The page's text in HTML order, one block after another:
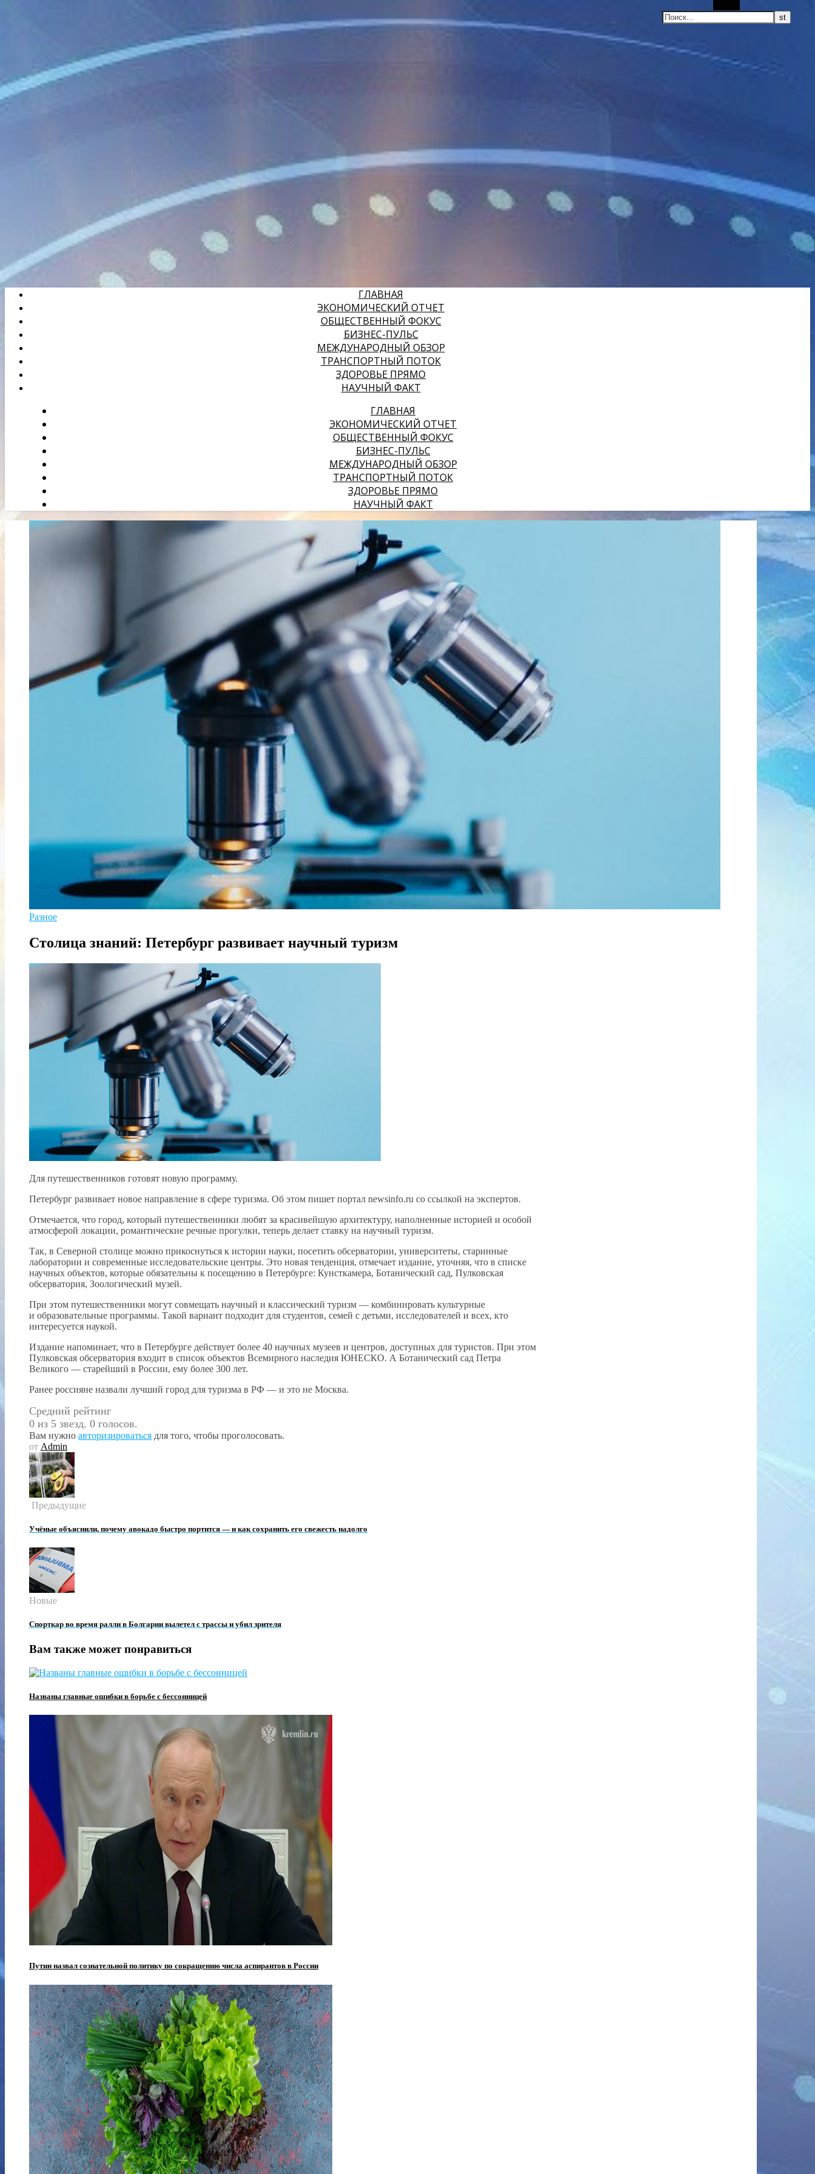
ГЛАВНАЯ
ЭКОНОМИЧЕСКИЙ ОТЧЕТ
ОБЩЕСТВЕННЫЙ ФОКУС
БИЗНЕС-ПУЛЬС
МЕЖДУНАРОДНЫЙ ОБЗОР
ТРАНСПОРТНЫЙ ПОТОК
ЗДОРОВЬЕ ПРЯМО
НАУЧНЫЙ ФАКТ
ГЛАВНАЯ
ЭКОНОМИЧЕСКИЙ ОТЧЕТ
ОБЩЕСТВЕННЫЙ ФОКУС
БИЗНЕС-ПУЛЬС
МЕЖДУНАРОДНЫЙ ОБЗОР
ТРАНСПОРТНЫЙ ПОТОК
ЗДОРОВЬЕ ПРЯМО
НАУЧНЫЙ ФАКТ
Разное
Столица знаний: Петербург развивает научный туризм
Для путешественников готовят новую программу.
Петербург развивает новое направление в сфере туризма. Об этом пишет портал newsinfo.ru со ссылкой на экспертов.
Отмечается, что город, который путешественники любят за красивейшую архитектуру, наполненные историей и особой
атмосферой локации, романтические речные прогулки, теперь делает ставку на научный туризм.
Так, в Северной столице можно прикоснуться к истории науки, посетить обсерватории, университеты, старинные
лаборатории и современные исследовательские центры. Это новая тенденция, отмечает издание, уточняя, что в списке
научных объектов, которые обязательны к посещению в Петербурге: Кунсткамера, Ботанический сад, Пулковская
обсерватория, Зоологический музей.
При этом путешественники могут совмещать научный и классический туризм — комбинировать культурные
и образовательные программы. Такой вариант подходит для студентов, семей с детьми, исследователей и всех, кто
интересуется наукой.
Издание напоминает, что в Петербурге действует более 40 научных музеев и центров, доступных для туристов. При этом
Пулковская обсерватория входит в список объектов Всемирного наследия ЮНЕСКО. А Ботанический сад Петра
Великого — старейший в России, ему более 300 лет.
Ранее россияне назвали лучший город для туризма в РФ — и это не Москва.
Средний рейтинг
0 из 5 звезд. 0 голосов.
Вам нужно авторизироваться для того, чтобы проголосовать.
от Admin
Предыдущие
Учёные объяснили, почему авокадо быстро портится — и как сохранить его свежесть надолго
Новые
Спорткар во время ралли в Болгарии вылетел с трассы и убил зрителя
Вам также может понравиться
Названы главные ошибки в борьбе с бессонницей
Путин назвал сознательной политику по сокращению числа аспирантов в России